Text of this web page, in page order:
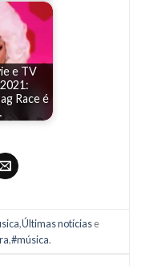
e TV
Race é
,Últimas notíciase
,#música.